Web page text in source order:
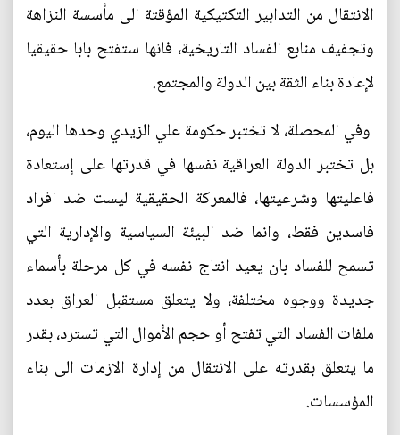
الانتقال من التدابير التكتيكية المؤقتة الى مأسسة النزاهة
وتجفيف منابع الفساد التاريخية، فانها ستفتح بابا حقيقيا
لإعادة بناء الثقة بين الدولة والمجتمع.
وفي المحصلة، لا تختبر حكومة علي الزيدي وحدها اليوم،
بل تختبر الدولة العراقية نفسها في قدرتها على إستعادة
فاعليتها وشرعيتها، فالمعركة الحقيقية ليست ضد افراد
فاسدين فقط، وانما ضد البيئة السياسية والإدارية التي
تسمح للفساد بان يعيد انتاج نفسه في كل مرحلة بأسماء
جديدة ووجوه مختلفة، ولا يتعلق مستقبل العراق بعدد
ملفات الفساد التي تفتح أو حجم الأموال التي تسترد، بقدر
ما يتعلق بقدرته على الانتقال من إدارة الازمات الى بناء
المؤسسات.